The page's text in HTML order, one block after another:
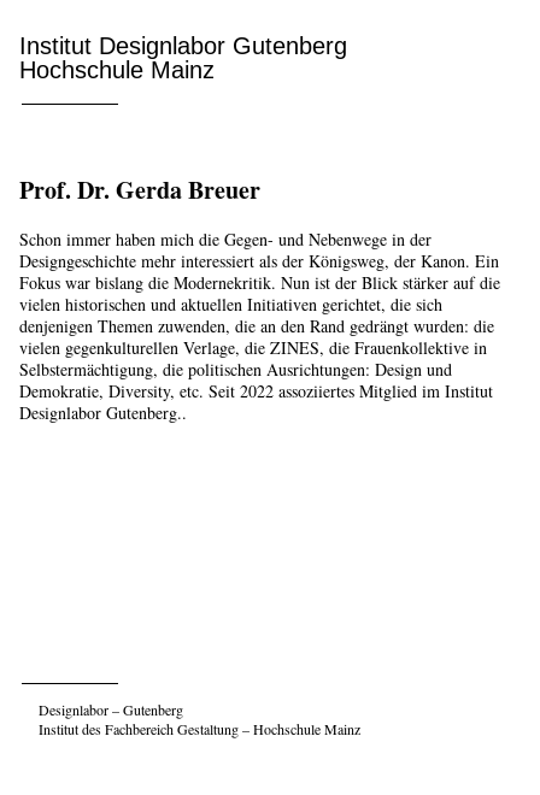
Institut Designlabor Gutenberg
Hochschule Mainz
Prof. Dr. Gerda Breuer
Schon immer haben mich die Gegen- und Nebenwege in der
Designgeschichte mehr interessiert als der Königsweg, der Kanon. Ein
Fokus war bislang die Modernekritik. Nun ist der Blick stärker auf die
vielen historischen und aktuellen Initiativen gerichtet, die sich
denjenigen Themen zuwenden, die an den Rand gedrängt wurden: die
vielen gegenkulturellen Verlage, die ZINES, die Frauenkollektive in
Selbstermächtigung, die politischen Ausrichtungen: Design und
Demokratie, Diversity, etc. Seit 2022 assoziiertes Mitglied im Institut
Designlabor Gutenberg..
Designlabor – Gutenberg
Institut des Fachbereich Gestaltung – Hochschule Mainz